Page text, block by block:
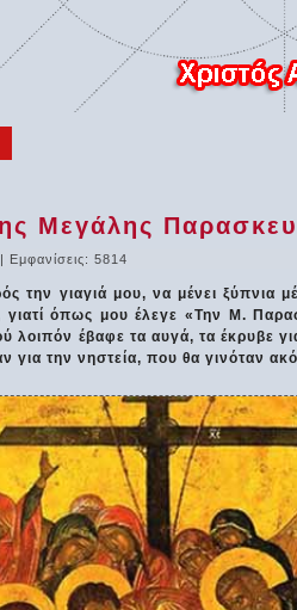
Μεγάλης
| Εμφανίσεις: 5814
την γιαγιά μου, να μένει ξύπνια
γιατί όπως μου έλεγε «Την Μ.
λοιπόν έβαφε τα αυγά, τα έκρυβε
για την νηστεία, που θα γινόταν